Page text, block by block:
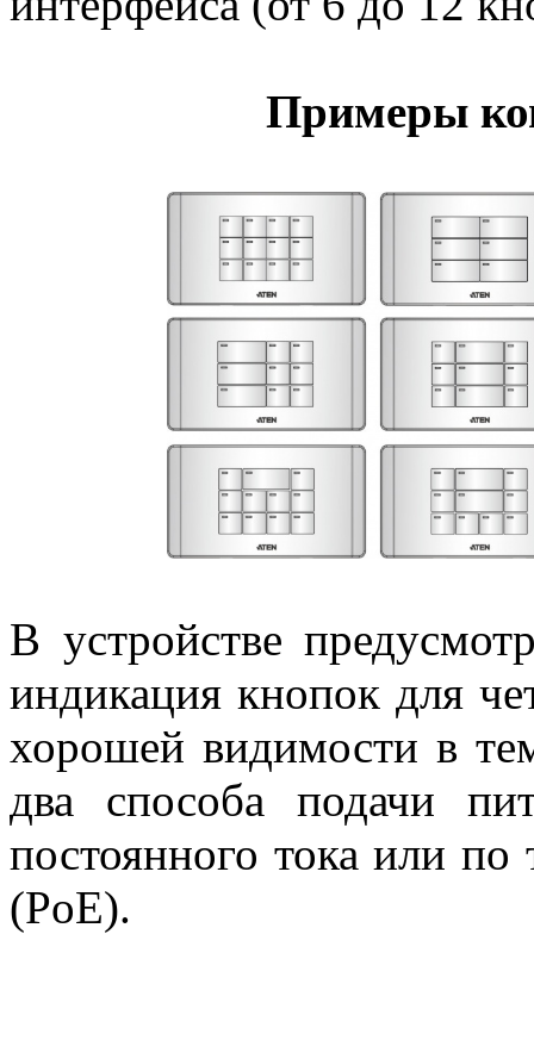
Примеры
В устройстве
индикация кнопок для
хорошей видимости в
два способа подачи
постоянного тока или
(PoE).